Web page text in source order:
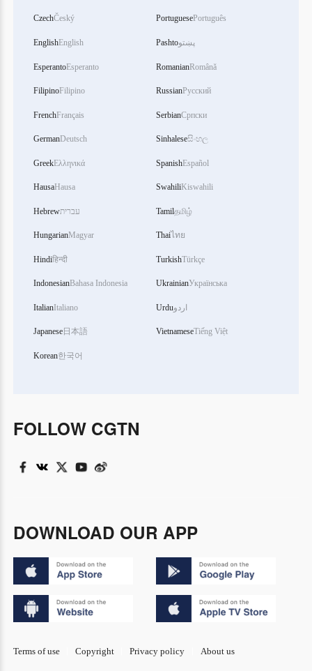
CzechČeský
EnglishEnglish
EsperantoEsperanto
FilipinoFilipino
FrenchFrançais
GermanDeutsch
GreekΕλληνικά
HausaHausa
Hebrewעברית
HungarianMagyar
Hindiहिन्दी
IndonesianBahasa Indonesia
ItalianItaliano
Japanese日本語
Korean한국어
PortuguesePortuguês
Pashtoپښتو
RomanianRomână
RussianРусский
SerbianСрпски
Sinhaleseසිංහල
SpanishEspañol
SwahiliKiswahili
Tamilதமிழ்
Thaiไทย
TurkishTürkçe
UkrainianУкраїнська
Urduاردو
VietnameseTiếng Việt
FOLLOW CGTN
DOWNLOAD OUR APP
Terms of use Copyright Privacy policy About us